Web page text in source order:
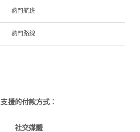
熱門航班
熱門路線
支援的付款方式：
社交媒體